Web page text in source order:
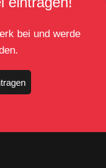
bei und werde